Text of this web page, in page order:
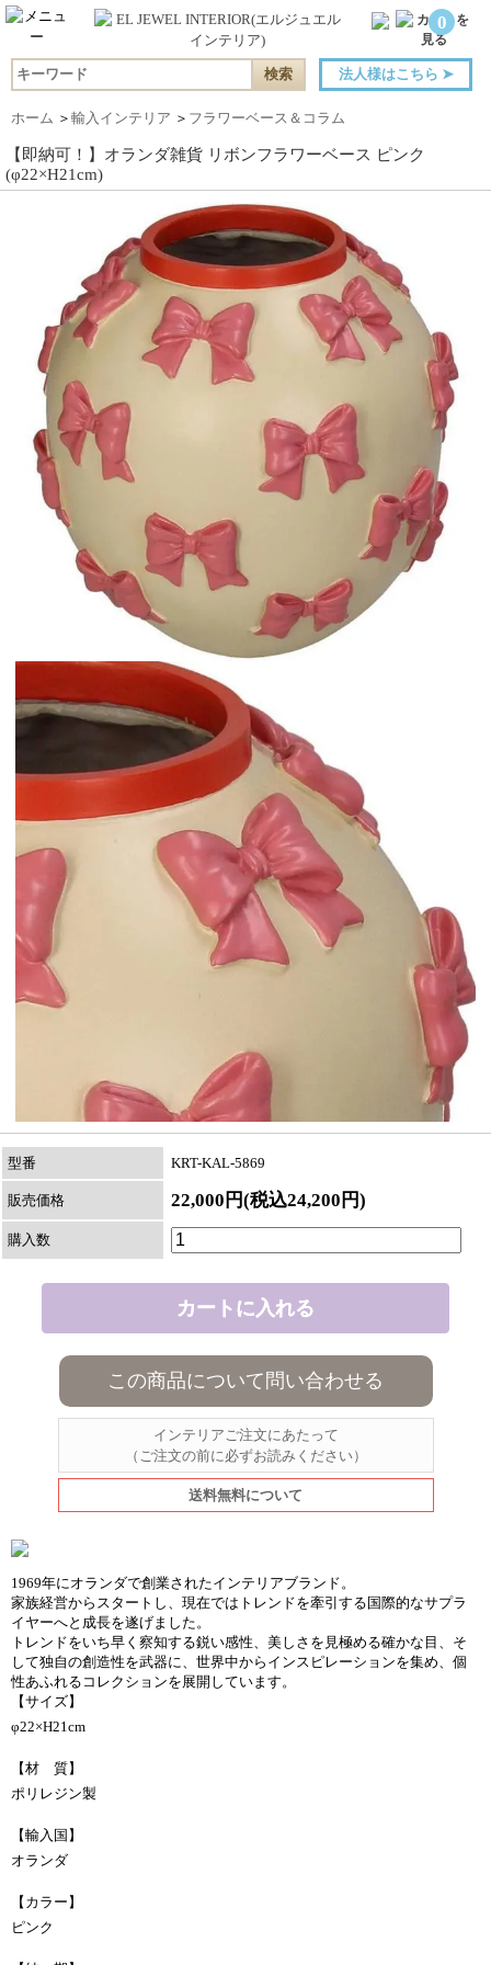
0
法人様はこちら ➤
ホーム ＞ 輸入インテリア ＞ フラワーベース＆コラム
【即納可！】オランダ雑貨 リボンフラワーベース ピンク
(φ22×H21cm)
型番 KRT-KAL-5869
販売価格 22,000円(税込24,200円)
購入数
この商品について問い合わせる
インテリアご注文にあたって
（ご注文の前に必ずお読みください）
送料無料について
1969年にオランダで創業されたインテリアブランド。
家族経営からスタートし、現在ではトレンドを牽引する国際的なサプラ
イヤーへと成長を遂げました。
トレンドをいち早く察知する鋭い感性、美しさを見極める確かな目、そ
して独自の創造性を武器に、世界中からインスピレーションを集め、個
性あふれるコレクションを展開しています。
【サイズ】
φ22×H21cm
【材 質】
ポリレジン製
【輸入国】
オランダ
【カラー】
ピンク